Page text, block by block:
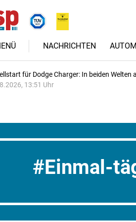
NACHRICHTEN
für Dodge Charger: In beiden Welten
13:51 Uhr
Einmal-